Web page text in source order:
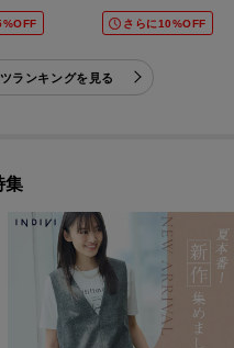
さらに10%OFF
ランキングを見る
集